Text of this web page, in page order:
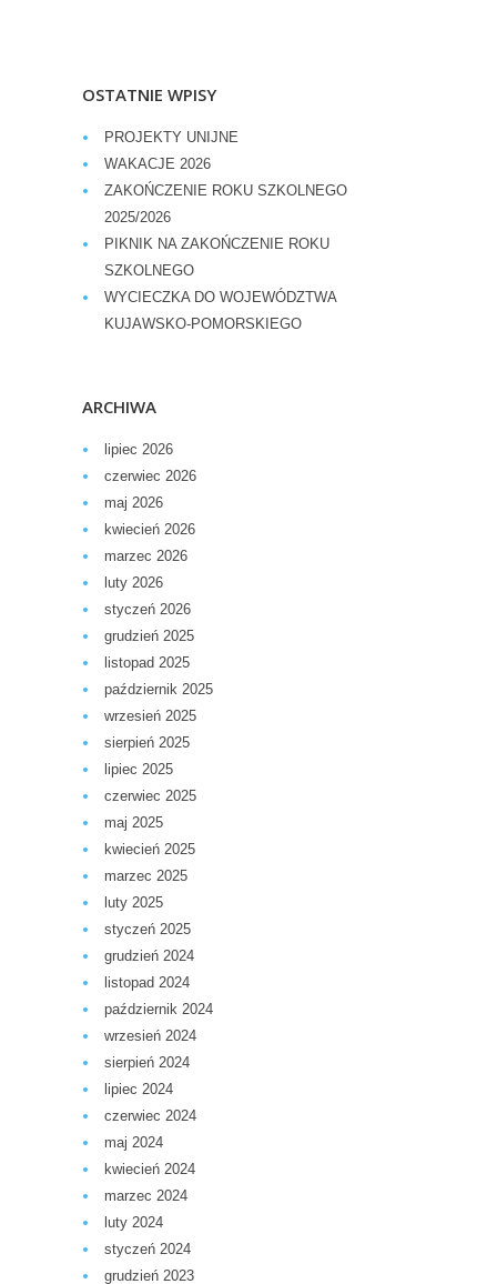
OSTATNIE WPISY
PROJEKTY UNIJNE
WAKACJE 2026
ZAKOŃCZENIE ROKU SZKOLNEGO
2025/2026
PIKNIK NA ZAKOŃCZENIE ROKU
SZKOLNEGO
WYCIECZKA DO WOJEWÓDZTWA
KUJAWSKO-POMORSKIEGO
ARCHIWA
lipiec 2026
czerwiec 2026
maj 2026
kwiecień 2026
marzec 2026
luty 2026
styczeń 2026
grudzień 2025
listopad 2025
październik 2025
wrzesień 2025
sierpień 2025
lipiec 2025
czerwiec 2025
maj 2025
kwiecień 2025
marzec 2025
luty 2025
styczeń 2025
grudzień 2024
listopad 2024
październik 2024
wrzesień 2024
sierpień 2024
lipiec 2024
czerwiec 2024
maj 2024
kwiecień 2024
marzec 2024
luty 2024
styczeń 2024
grudzień 2023